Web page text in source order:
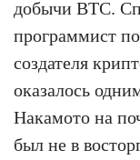
добычи BTC.
программист
создателя
оказалось
Накамото на
был не в